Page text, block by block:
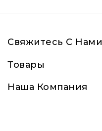
Свяжитесь С Нами
Товары
Наша Компания